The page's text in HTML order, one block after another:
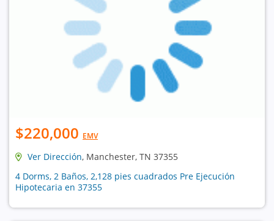
$220,000 EMV
Ver Dirección, Manchester, TN 37355
4 Dorms, 2 Baños, 2,128 pies cuadrados Pre Ejecución
Hipotecaria en 37355